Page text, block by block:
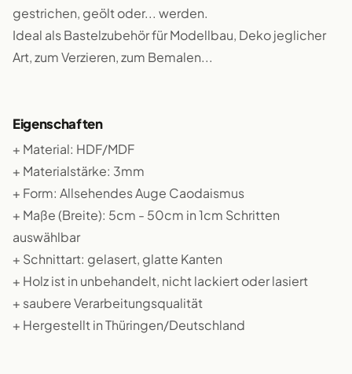
gestrichen, geölt oder... werden.
Ideal als Bastelzubehör für Modellbau, Deko jeglicher
Art, zum Verzieren, zum Bemalen...
Eigenschaften
+ Material: HDF/MDF
+ Materialstärke: 3mm
+ Form: Allsehendes Auge Caodaismus
+ Maße (Breite): 5cm - 50cm in 1cm Schritten
auswählbar
+ Schnittart: gelasert, glatte Kanten
+ Holz ist in unbehandelt, nicht lackiert oder lasiert
+ saubere Verarbeitungsqualität
+ Hergestellt in Thüringen/Deutschland